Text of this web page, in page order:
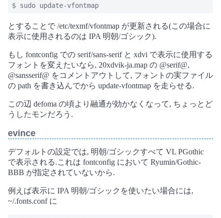
$ sudo update-vfontmap
とすることで /etc/texmf/vfontmap が更新される(この場合に
表示に使用されるのは IPA 明朝/ゴシック).
もし fontconfig での serif/sans-serif と xdvi で表示に使用する
フォントを変えたいなら, 20xdvik-ja.map の @serif@,
@sansserif@ をコメントアウトして, フォントの実ファイル
の path を書き込んでから update-vfontmap を走らせる.
この辺 defoma の頃より融通が効かなくなって, ちょっとど
うしたモンだろう.
evince
デフォルトの設定では, 明朝/ゴシックすべて VL PGothic
で表示される.これは fontconfig において Ryumin/Gothic-
BBB が指定されていないから.
例えば表示に IPA 明朝/ゴシックを使いたい場合には,
~/.fonts.conf に